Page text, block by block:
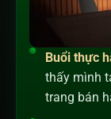
Buổi thực
thấy mình
trang bán